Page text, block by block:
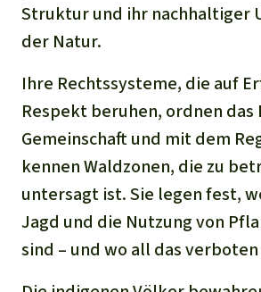
Struktur und ihr nachhaltiger
der Natur.
Ihre Rechtssysteme, die auf
Respekt beruhen, ordnen das
Gemeinschaft und mit dem
kennen Waldzonen, die zu
untersagt ist. Sie legen fest,
Jagd und die Nutzung von
sind – und wo all das